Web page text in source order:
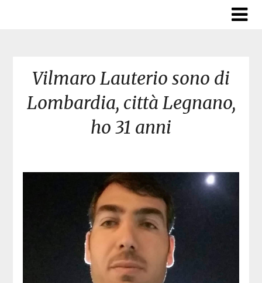
Vilmaro Lauterio sono di
Lombardia, città Legnano,
ho 31 anni